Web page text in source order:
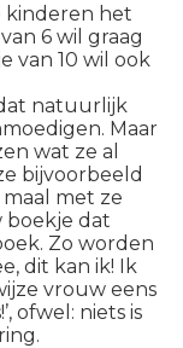
kinderen het
6 wil graag
van 10 wil ook
natuurlijk
Maar
wat ze al
bijvoorbeeld
met ze
boekje dat
Zo worden
dit kan ik! Ik
vrouw eens
ofwel: niets is